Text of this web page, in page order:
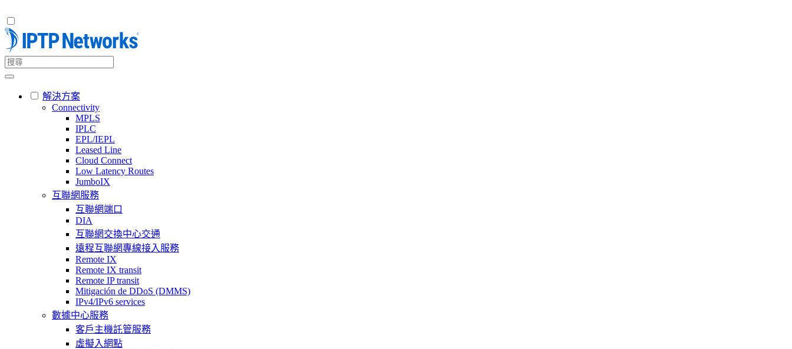
解決方案
Connectivity
MPLS
IPLC
EPL/IEPL
Leased Line
Cloud Connect
Low Latency Routes
JumboIX
互聯網服務
互聯網端口
DIA
互聯網交換中心交通
遠程互聯網專線接入服務
Remote IX
Remote IX transit
Remote IP transit
Mitigación de DDoS (DMMS)
IPv4/IPv6 services
數據中心服務
客戶主機託管服務
虛擬入網點